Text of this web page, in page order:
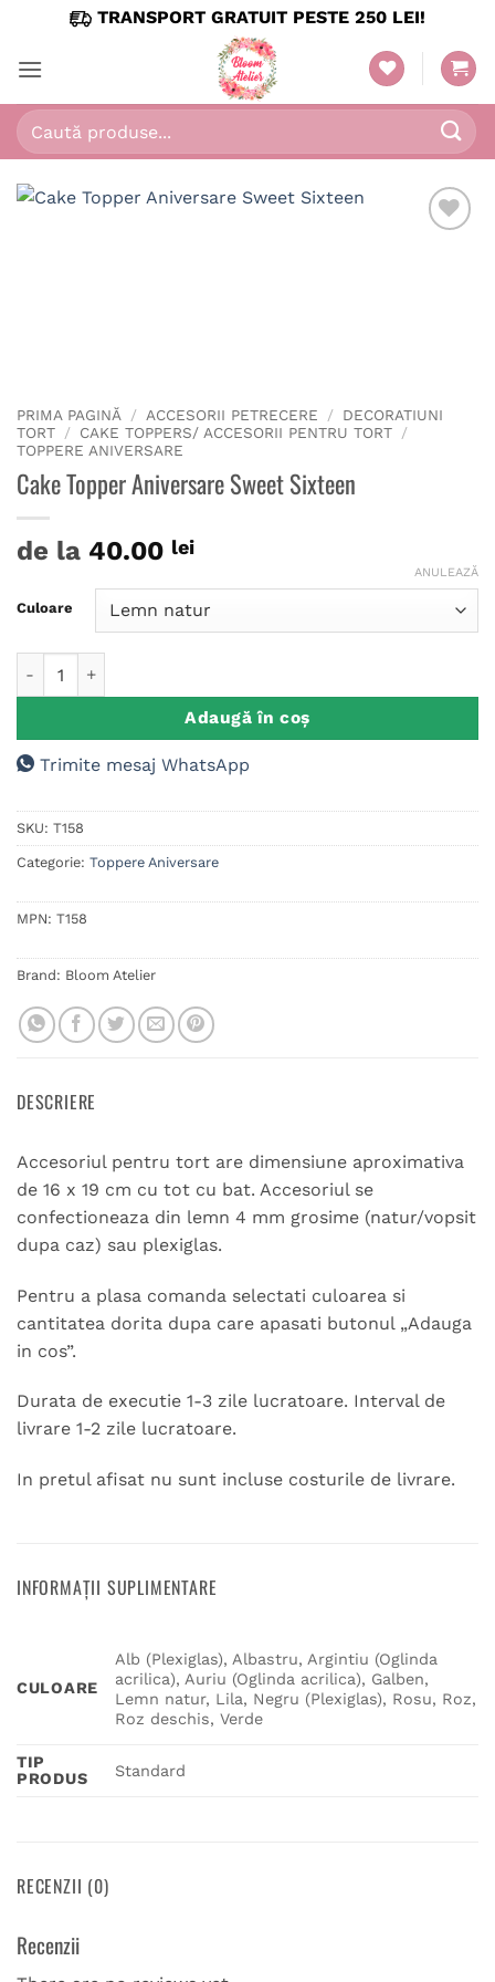
content
TRANSPORT GRATUIT PESTE 250 LEI!
Caută
după:
PRIMA PAGINĂ / ACCESORII PETRECERE / DECORATIUNI
TORT / CAKE TOPPERS/ ACCESORII PENTRU TORT /
TOPPERE ANIVERSARE
Cake Topper Aniversare Sweet Sixteen
de la 40.00 lei
Culoare
ANULEAZĂ
Adaugă în coș
Trimite mesaj WhatsApp
SKU: T158
Categorie: Toppere Aniversare
MPN: T158
Brand: Bloom Atelier
DESCRIERE
Accesoriul pentru tort are dimensiune aproximativa
de 16 x 19 cm cu tot cu bat. Accesoriul se
confectioneaza din lemn 4 mm grosime (natur/vopsit
dupa caz) sau plexiglas.
Pentru a plasa comanda selectati culoarea si
cantitatea dorita dupa care apasati butonul „Adauga
in cos”.
Durata de executie 1-3 zile lucratoare. Interval de
livrare 1-2 zile lucratoare.
In pretul afisat nu sunt incluse costurile de livrare.
INFORMAȚII SUPLIMENTARE
CULOARE
Alb (Plexiglas), Albastru, Argintiu (Oglinda
acrilica), Auriu (Oglinda acrilica), Galben,
Lemn natur, Lila, Negru (Plexiglas), Rosu, Roz,
Roz deschis, Verde
TIP
PRODUS
Standard
RECENZII (0)
Recenzii